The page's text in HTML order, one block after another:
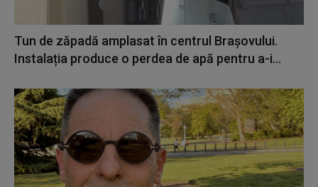
Tun de zăpadă amplasat în centrul Brașovului.
Instalația produce o perdea de apă pentru a-i...